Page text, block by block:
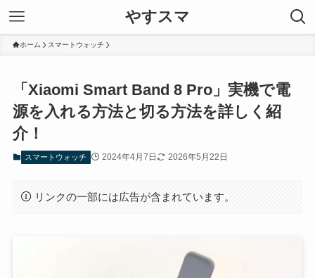
やすスマ
ホーム スマートウォッチ
「Xiaomi Smart Band 8 Pro」実機で電
源を入れる方法と切る方法を詳しく紹
介！
スマートウォッチ 2024年4月7日 2026年5月22日
リンクの一部には広告が含まれています。